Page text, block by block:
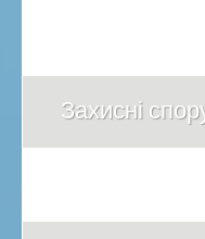
Захисні